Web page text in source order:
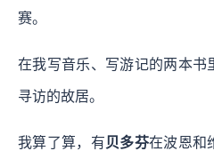
赛。
在我写音乐、写游记的两本书
寻访的故居。
我算了算，有贝多芬在波恩和